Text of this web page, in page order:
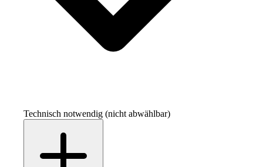
Technisch notwendig (nicht abwählbar)